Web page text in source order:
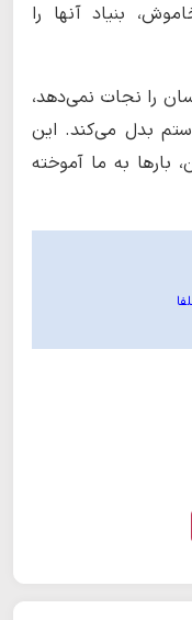
بنیاد آنها را
را نجات نمی‌دهد،
ستم بدل می‌کند. این
بارها به ما آموخته